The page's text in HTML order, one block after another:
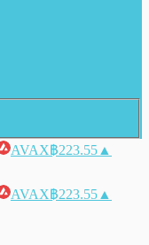
AVAX฿223.55 ▲
AVAX฿223.55 ▲